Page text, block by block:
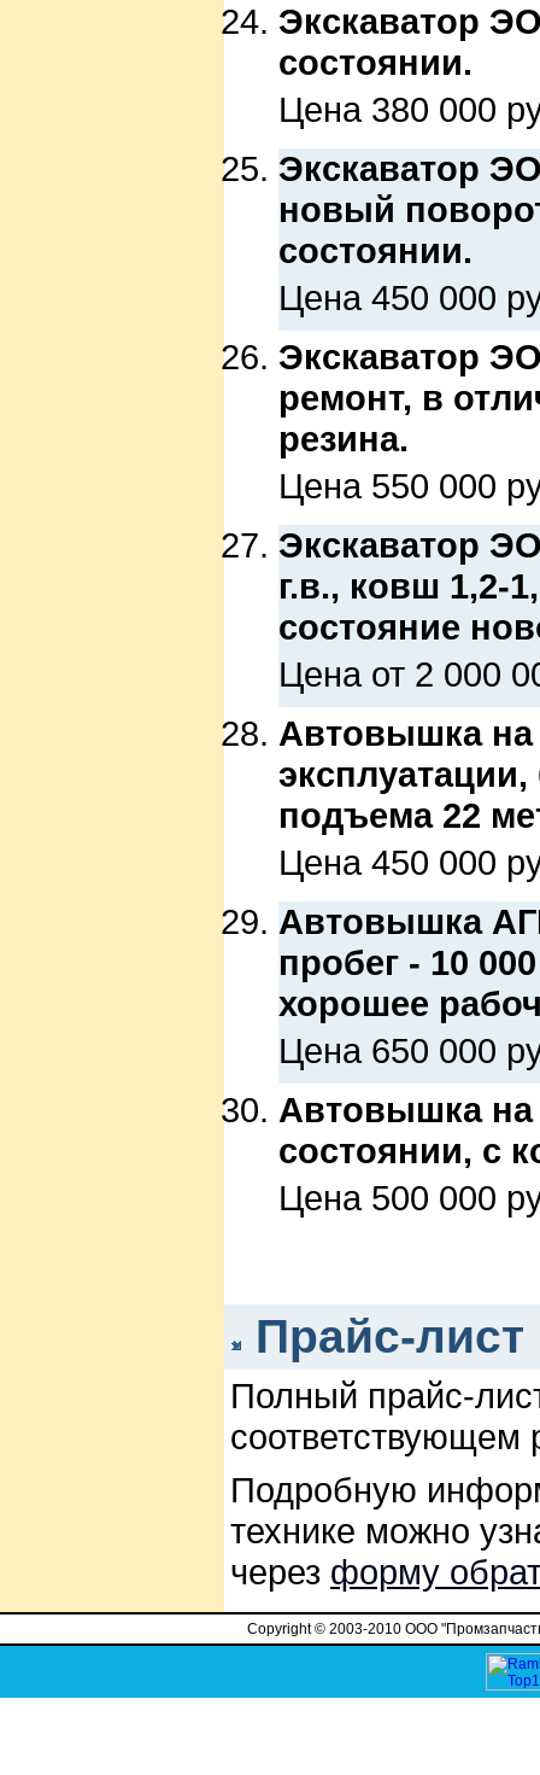
Экскаватор
состоянии.
Цена 380 000
Экскаватор
новый
состоянии.
Цена 450 000
Экскаватор
ремонт, в
резина.
Цена 550 000
Экскаватор
г.в., ковш 1,2-
состояние
Цена от 2 000
Автовышка на
подъема 22
Цена 450 000
Автовышка
пробег - 10
хорошее
Цена 650 000
Автовышка на
состоянии, с
Цена 500 000
Прайс-лист
Полный прайс-
соответствующем
Подробную
технике можно
через форму
Copyright © 2003-2010 ООО